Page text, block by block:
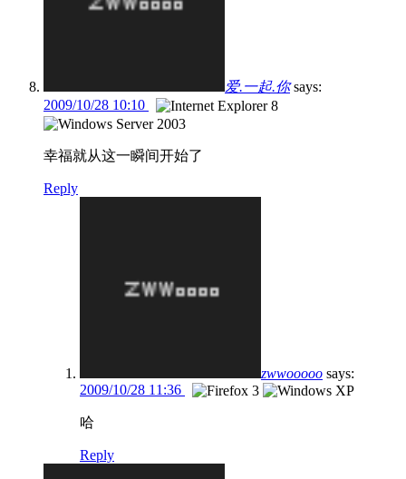
爱.一起.你 says:
2009/10/28 10:10
幸福就从这一瞬间开始了
Reply
zwwooooo says:
2009/10/28 11:36
哈
Reply